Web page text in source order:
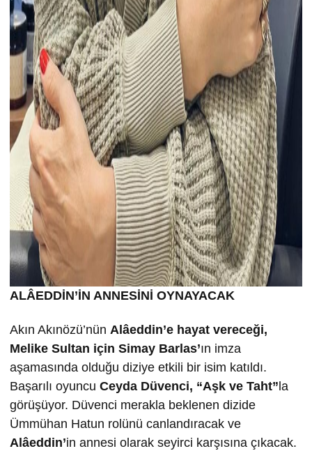
ALÂEDDİN’İN ANNESİNİ OYNAYACAK
Akın Akınözü’nün Alâeddin’e hayat vereceği,
Melike Sultan için Simay Barlas’ın imza
aşamasında olduğu diziye etkili bir isim katıldı.
Başarılı oyuncu Ceyda Düvenci, “Aşk ve Taht” la
görüşüyor. Düvenci merakla beklenen dizide
Ümmühan Hatun rolünü canlandıracak ve
Alâeddin’in annesi olarak seyirci karşısına çıkacak.